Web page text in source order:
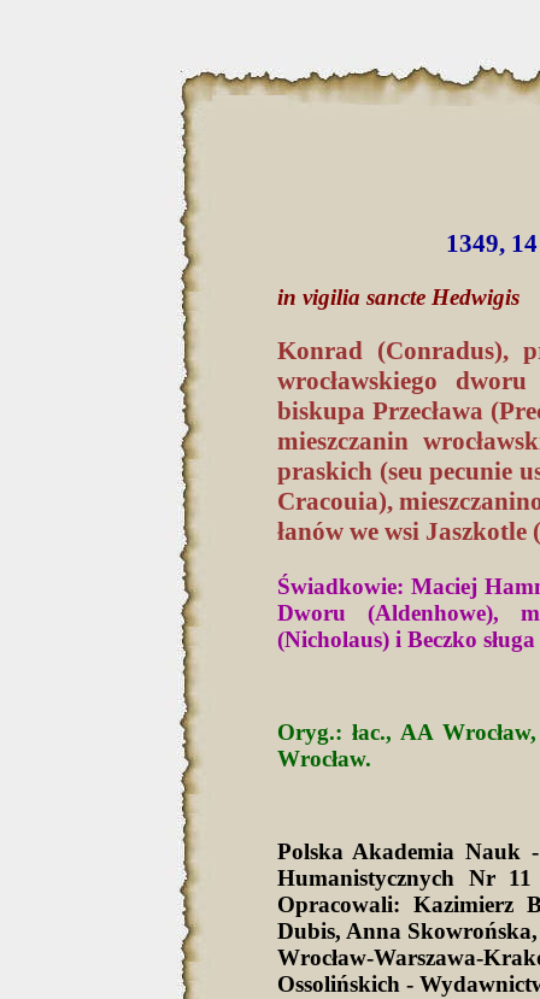
1349,
in vigilia sancte Hedwigis
Konrad (Conradus),
wrocławskiego
biskupa Przecława
mieszczanin
praskich (seu pecunie
Cracouia),
łanów we wsi Jaszkotle
Świadkowie: Maciej
Dworu (Aldenhowe),
(Nicholaus) i Beczko
Oryg.: łac., AA
Wrocław.
Polska Akademia Nauk
Humanistycznych Nr
Opracowali: Kazimierz
Dubis, Anna
Wrocław-Warszawa-
Ossolińskich -